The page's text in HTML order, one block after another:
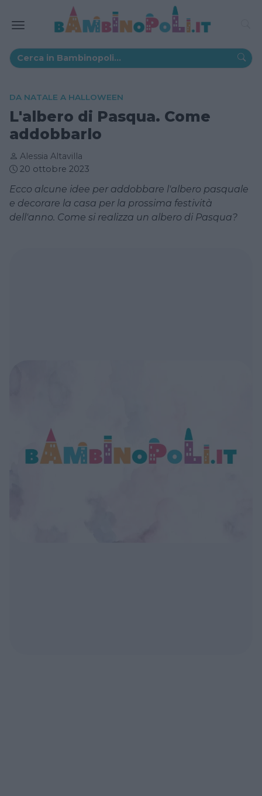
DA NATALE A HALLOWEEN
L'albero di Pasqua. Come
addobbarlo
Alessia Altavilla
20 ottobre 2023
Ecco alcune idee per addobbare l'albero pasquale
e decorare la casa per la prossima festività
dell'anno. Come si realizza un albero di Pasqua?